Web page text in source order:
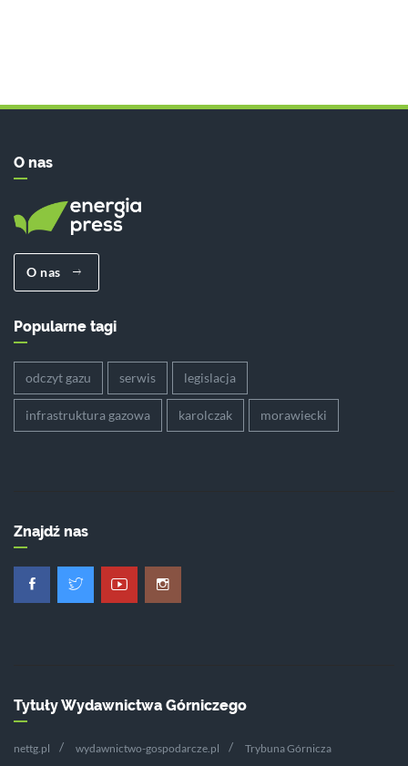
O nas
O nas
Popularne tagi
odczyt gazu serwis legislacja
infrastruktura gazowa karolczak morawiecki
Znajdź nas
Tytuły Wydawnictwa Górniczego
nettg.pl wydawnictwo-gospodarcze.pl Trybuna Górnicza